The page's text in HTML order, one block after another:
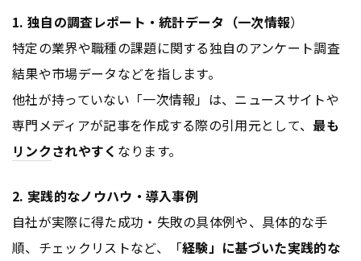
1. 独自の調査レポート・統計データ（一次情報）
特定の業界や職種の課題に関する独自のアンケート調査
結果や市場データなどを指します。
他社が持っていない「一次情報」は、ニュースサイトや
専門メディアが記事を作成する際の引用元として、 最も
リンクされやすく なります。
2. 実践的なノウハウ・導入事例
自社が実際に得た成功・失敗の具体例や、具体的な手
順、チェックリストなど、「経験」に基づいた実践的な